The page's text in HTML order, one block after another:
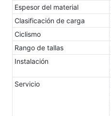
Espesor del material
Clasificación de carga
Ciclismo
Rango de tallas
Instalación
Servicio